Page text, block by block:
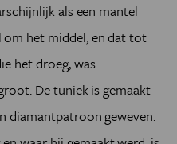
als een mantel
om het middel, en dat tot
het droeg, was
De tuniek is gemaakt
diamantpatroon geweven.